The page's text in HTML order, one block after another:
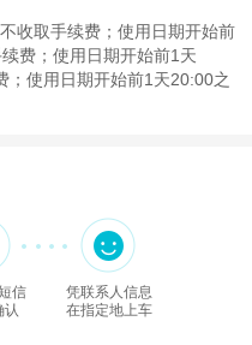
收取手续费；使用日期开始前
费；使用日期开始前1天
；使用日期开始前1天20:00之
信
认
凭联系人信息
在指定地上车